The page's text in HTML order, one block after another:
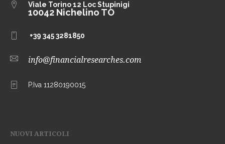
Viale Torino 12 Loc Stupinigi
10042 Nichelino TO
+39 345 3281850
info@financialresearches.com
P.Iva 11280190015
NUOVI ARTICOLI